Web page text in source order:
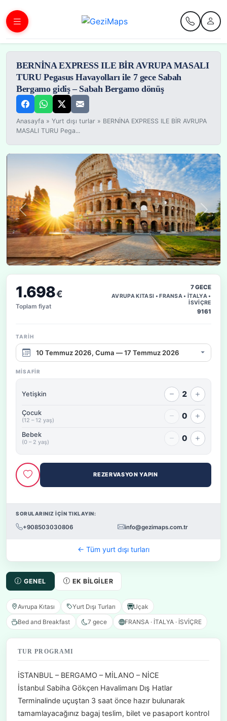
BERNİNA EXPRESS ILE BİR AVRUPA MASALI
TURU Pegasus Havayolları ile 7 gece Sabah
Bergamo gidiş – Sabah Bergamo dönüş
Anasayfa »Yurt dışı turlar » BERNİNA EXPRESS ILE BİR AVRUPA
MASALI TURU Pega...
1.698€
Toplam fiyat
7 GECE
AVRUPA KITASI • FRANSA • İTALYA •
İSVİÇRE
9161
TARIH
Çıkış tarihi aralığı
MISAFIR
Yetişkin 2
Çocuk
(12 – 12 yaş) 0
Bebek
(0 – 2 yaş) 0
REZERVASYON YAPIN
SORULARINIZ İÇİN TIKLAYIN:
+908503030806 info@gezimaps.com.tr
← Tüm yurt dışı turları
GENEL EK BILGILER
Avrupa Kıtası Yurt Dışı Turları Uçak
Bed and Breakfast 7 gece FRANSA · İTALYA · İSVİÇRE
TUR PROGRAMI
İSTANBUL – BERGAMO – MİLANO – NİCE
İstanbul Sabiha Gökçen Havalimanı Dış Hatlar
Terminalinde uçuştan 3 saat önce hazır bulunarak
tamamlayacağınız bagaj teslim, bilet ve pasaport kontrol